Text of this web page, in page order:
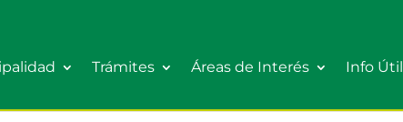
Trámites Áreas de Interés Info Útil